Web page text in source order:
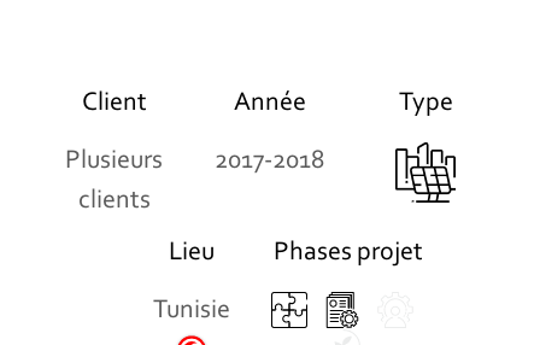
Client
Plusieurs
clients
Année
2017-2018
Type
Lieu
Tunisie
Phases projet